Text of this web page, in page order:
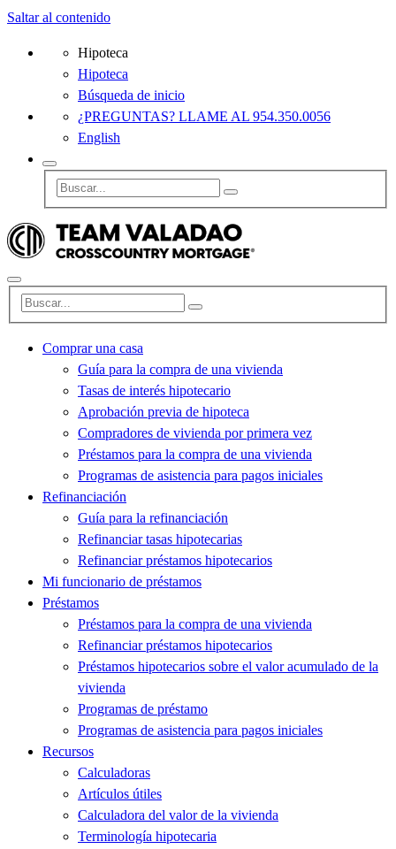
Saltar al contenido
Hipoteca
Hipoteca
Búsqueda de inicio
¿PREGUNTAS? LLAME AL 954.350.0056
English
Comprar una casa
Guía para la compra de una vivienda
Tasas de interés hipotecario
Aprobación previa de hipoteca
Compradores de vivienda por primera vez
Préstamos para la compra de una vivienda
Programas de asistencia para pagos iniciales
Refinanciación
Guía para la refinanciación
Refinanciar tasas hipotecarias
Refinanciar préstamos hipotecarios
Mi funcionario de préstamos
Préstamos
Préstamos para la compra de una vivienda
Refinanciar préstamos hipotecarios
Préstamos hipotecarios sobre el valor acumulado de la
vivienda
Programas de préstamo
Programas de asistencia para pagos iniciales
Recursos
Calculadoras
Artículos útiles
Calculadora del valor de la vivienda
Terminología hipotecaria